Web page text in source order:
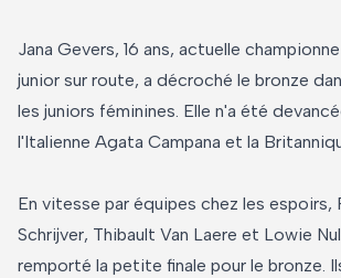
Jana Gevers, 16 ans, actuelle
junior sur route, a décroché le bronze
les juniors féminines. Elle n'a été
l'Italienne Agata Campana et la
En vitesse par équipes chez les espoirs,
Schrijver, Thibault Van Laere et Lowie
remporté la petite finale pour le bronze.